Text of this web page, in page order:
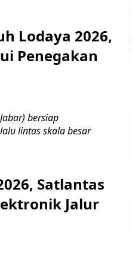
Lodaya 2026,
Penegakan
bersiap
lintas skala besar
Satlantas
Jalur